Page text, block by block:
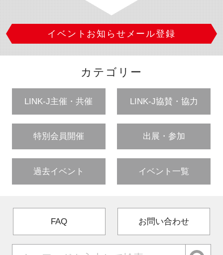
イベントお知らせメール登録
カテゴリー
LINK-J主催・共催 LINK-J協賛・協力
特別会員開催 出展・参加
過去イベント イベント一覧
FAQ お問い合わせ